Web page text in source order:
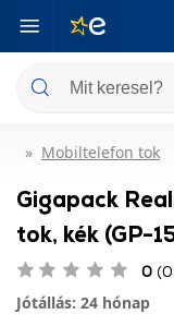
Mobiltelefon tok
Gigapack
tok, kék (GP-
0
Jótállás: 24 hónap